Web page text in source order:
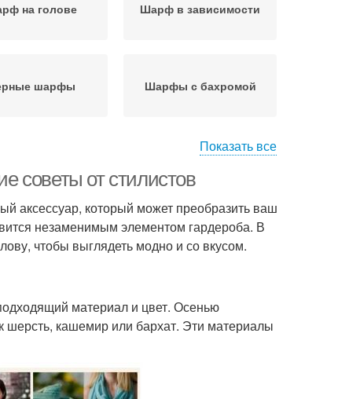
на голове Шарф в зависимости
шарфы Шарфы с бахромой
Шарф с фактурной
вязкой
для шарфа
Шарф к розовому
пальто
Показать все
советы от стилистов
аксессуар, который может преобразить ваш
незаменимым элементом гардероба. В
чтобы выглядеть модно и со вкусом.
материал и цвет. Осенью
шерсть, кашемир или бархат. Эти материалы